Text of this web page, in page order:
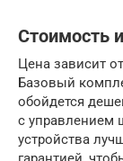
Стоимость
Цена зависит
Базовый
обойдется
с управлением
устройства